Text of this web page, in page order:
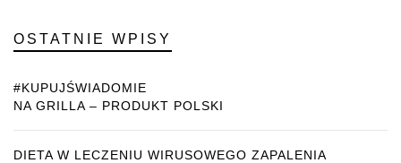
OSTATNIE WPISY
#KUPUJŚWIADOMIE
NA GRILLA – PRODUKT POLSKI
DIETA W LECZENIU WIRUSOWEGO ZAPALENIA